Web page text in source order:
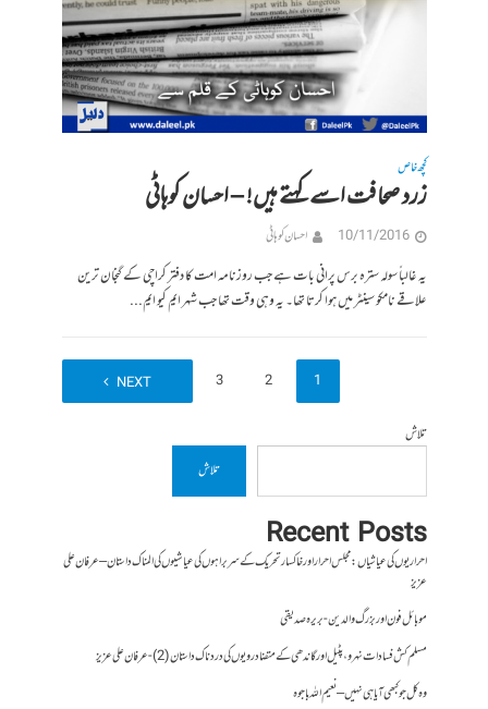
کچھ خاص
زرد صحافت اسے کہتے ہیں! – احسان کوہاٹی
10/11/2016 احسان کوہاٹی
یہ غالباً سولہ سترہ برس پرانی بات ہے جب روزنامہ امت کا دفتر کراچی کے گنجان ترین
علاقے نامکو سینٹر میں ہوا کرتا تھا۔ یہ وہی وقت تھا جب شہر ایم کیو ایم...
1
2
3
NEXT
تلاش
تلاش
Recent Posts
احراریوں کی عیاشیاں : مجلس احرار اور خاکسار تحریک کے سربراہوں کی عیاشیوں کی المناک داستان – عرفان علی
عزیز
موبائل فون اور بزرگ والدین- بریرہ صدیقی
مسلم کش فسادات نہرو، پٹیل اور گاندھی کے متضاد رویوں کی درد ناک داستان (2)- عرفان علی عزیز
وہ کل جو کبھی آیا ہی نہیں – نعیم اللہ باجوہ